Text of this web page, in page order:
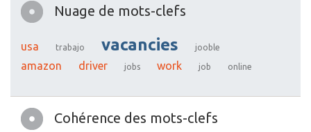
Nuage de mots-clefs
usa trabajo vacancies jooble
amazon driver jobs work job online
Cohérence des mots-clefs